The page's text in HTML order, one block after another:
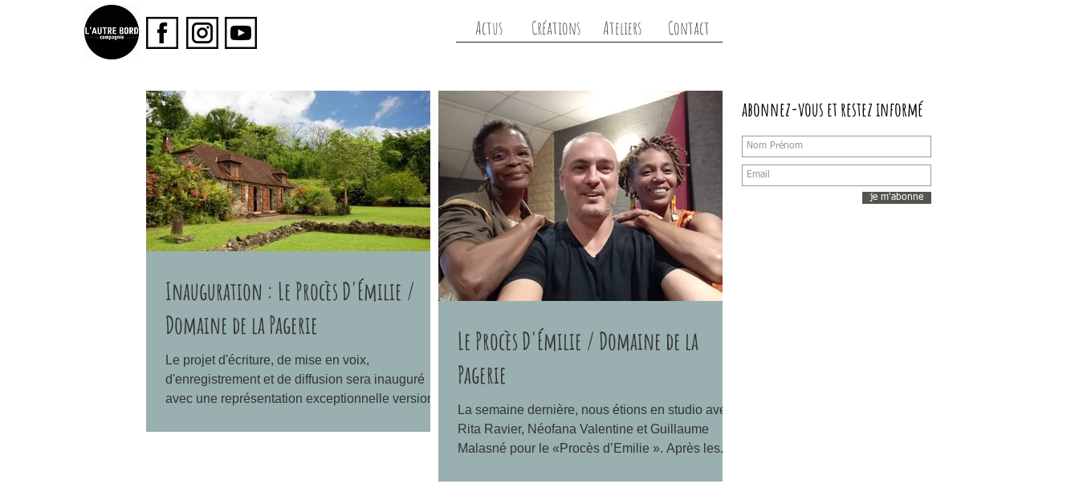
Actus Créations Ateliers Contact
Inauguration : Le Procès D'Émilie /
Domaine de la Pagerie
Le projet d'écriture, de mise en voix,
d'enregistrement et de diffusion sera inauguré
avec une représentation exceptionnelle version
Le Procès D'Émilie / Domaine de la
Pagerie
La semaine dernière, nous étions en studio avec
Rita Ravier, Néofana Valentine et Guillaume
Malasné pour le «Procès d’Emilie ». Après les...
abonnez-vous et restez informé
je m'abonne